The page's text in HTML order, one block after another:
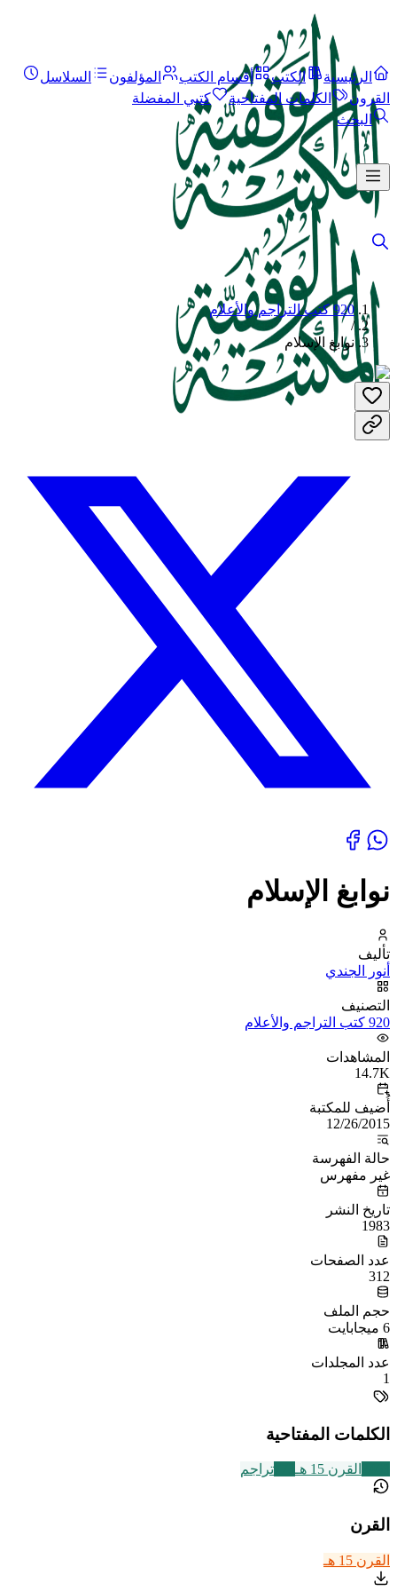
الرئيسية الكتب أقسام الكتب المؤلفون
السلاسل
القرون
الكلمات المفتاحية
كتبي المفضلة
البحث
920 كتب التراجم والأعلام
/
نوابغ الإسلام
نوابغ الإسلام
تأليف
أنور الجندي
التصنيف
920 كتب التراجم والأعلام
المشاهدات
14.7K
أُضيف للمكتبة
12/26/2015
حالة الفهرسة
غير مفهرس
تاريخ النشر
1983
عدد الصفحات
312
حجم الملف
6 ميجابايت
عدد المجلدات
1
الكلمات المفتاحية
القرن 15 هـ تراجم
القرن
القرن 15 هـ